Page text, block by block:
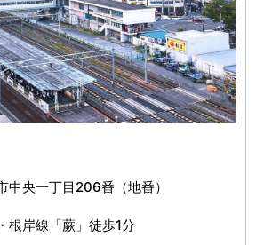
中央一丁目206番（地番）
根岸線「蕨」徒歩1分